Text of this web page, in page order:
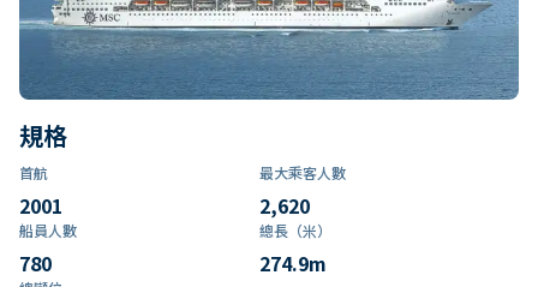
規格
首航
2001
最大乘客人數
2,620
船員人數
780
總長（米）
274.9m